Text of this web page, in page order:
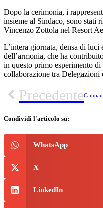
Dopo la cerimonia, i
insieme al Sindaco, sono stati
Vincenzo Zottola nel Resort
L’intera giornata, densa di luci
dell’armonia, che ha
in questo primo esperimento
collaborazione tra Delegazioni
Precedente
Condividi l'articolo su:
WhatsApp
X
LinkedIn